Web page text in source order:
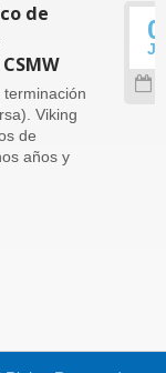
de
terminación
Viking
de
años y